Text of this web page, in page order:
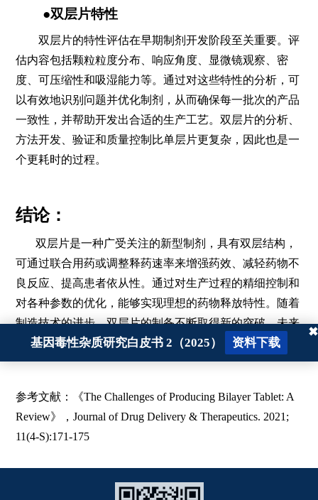
✖
基因毒性杂质研究白皮书 2（2025） 资料下载
●双层片特性
双层片的特性评估在早期制剂开发阶段至关重要。评
估内容包括颗粒粒度分布、响应角度、显微镜观察、密
度、可压缩性和吸湿能力等。通过对这些特性的分析，可
以有效地识别问题并优化制剂，从而确保每一批次的产品
一致性，并帮助开发出合适的生产工艺。双层片的分析、
方法开发、验证和质量控制比单层片更复杂，因此也是一
个更耗时的过程。
结论：
双层片是一种广受关注的新型制剂，具有双层结构，
可通过联合用药或调整释药速率来增强药效、减轻药物不
良反应、提高患者依从性。通过对生产过程的精细控制和
对各种参数的优化，能够实现理想的药物释放特性。随着
制造技术的进步，双层片的制备不断取得新的突破，未来
仍需克服一些技术挑战，以确保其质量稳定性。
参考文献：《The Challenges of Producing Bilayer Tablet: A
Review》，Journal of Drug Delivery & Therapeutics. 2021;
11(4-S):171-175